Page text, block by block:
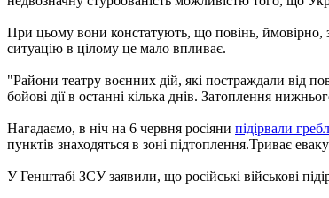
При цьому вони констатують, що повінь, ймовірно,
ситуацію в цілому це мало впливає.
"Райони театру воєнних дій, які постраждали від
бойові дії в останні кілька днів. Затоплення
Нагадаємо, в ніч на 6 червня росіяни підірвали
пунктів знаходяться в зоні підтоплення.Триває
У Генштабі ЗСУ заявили, що російські військові